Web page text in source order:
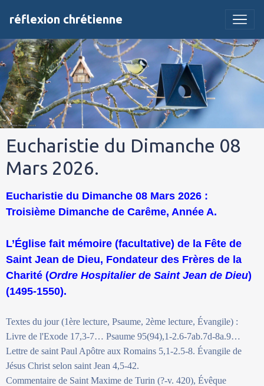
réflexion chrétienne
Eucharistie du Dimanche 08
Mars 2026.
Eucharistie du Dimanche 08 Mars 2026 :
Troisième Dimanche de Carême, Année A.
L’Église fait mémoire (facultative) de la Fête de
Saint Jean de Dieu, Fondateur des Frères de la
Charité (Ordre Hospitalier de Saint Jean de Dieu)
(1495-1550).
Textes du jour (1ère lecture, Psaume, 2ème lecture, Évangile) :
Livre de l'Exode 17,3-7… Psaume 95(94),1-2.6-7ab.7d-8a.9…
Lettre de saint Paul Apôtre aux Romains 5,1-2.5-8. Évangile de
Jésus Christ selon saint Jean 4,5-42.
Commentaire de Saint Maxime de Turin (?-v. 420), Évêque